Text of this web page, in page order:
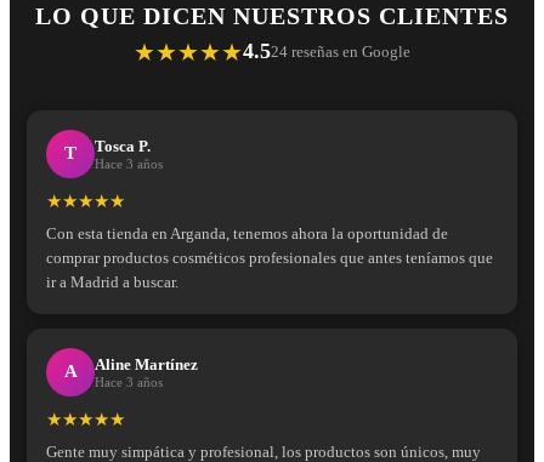
LO QUE DICEN NUESTROS CLIENTES
★★★★★4.524 reseñas en Google
T Tosca P.
Hace 3 años
★★★★★
Con esta tienda en Arganda, tenemos ahora la oportunidad de
comprar productos cosméticos profesionales que antes teníamos que
ir a Madrid a buscar.
A Aline Martínez
Hace 3 años
★★★★★
Gente muy simpática y profesional, los productos son únicos, muy